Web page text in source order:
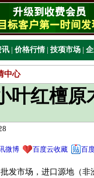
讯 | 价格行情 | 技项市场 |
中心
叶红檀
微博 百度云收藏 百
发市场，进口源地（非